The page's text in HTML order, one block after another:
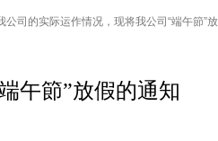
司的实际运作情况，现将我公司“端午節”
午節”放假的通知